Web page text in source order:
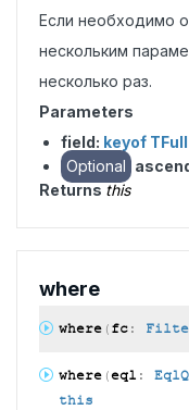
Если необходимо
нескольким
несколько раз.
Parameters
field: keyof TFull
Optional
Returns this
where
where (fc:
where (eql :
this